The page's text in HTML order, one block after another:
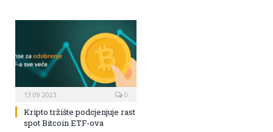
13.09.2023 0
Kripto tržište podcjenjuje rast
spot Bitcoin ETF-ova